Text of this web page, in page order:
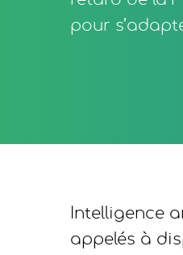
pour
Intelligence
appelés à